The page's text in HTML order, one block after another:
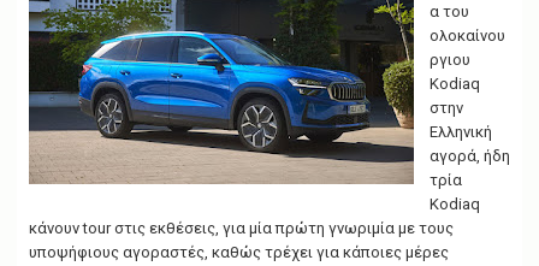
α του
ολοκαίνου
ργιου
Kodiaq
στην
Ελληνική
αγορά, ήδη
τρία
Kodiaq
κάνουν tour στις εκθέσεις, για μία πρώτη γνωριμία με τους
υποψήφιους αγοραστές, καθώς τρέχει για κάποιες μέρες